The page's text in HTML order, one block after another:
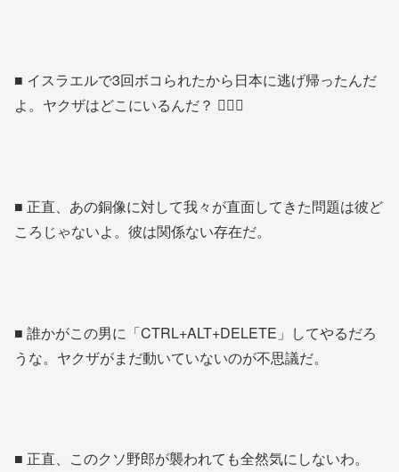
■ イスラエルで3回ボコられたから日本に逃げ帰ったんだ
よ。ヤクザはどこにいるんだ？ 🤦🏾‍♂️
■ 正直、あの銅像に対して我々が直面してきた問題は彼ど
ころじゃないよ。彼は関係ない存在だ。
■ 誰かがこの男に「CTRL+ALT+DELETE」してやるだろ
うな。ヤクザがまだ動いていないのが不思議だ。
■ 正直、このクソ野郎が襲われても全然気にしないわ。